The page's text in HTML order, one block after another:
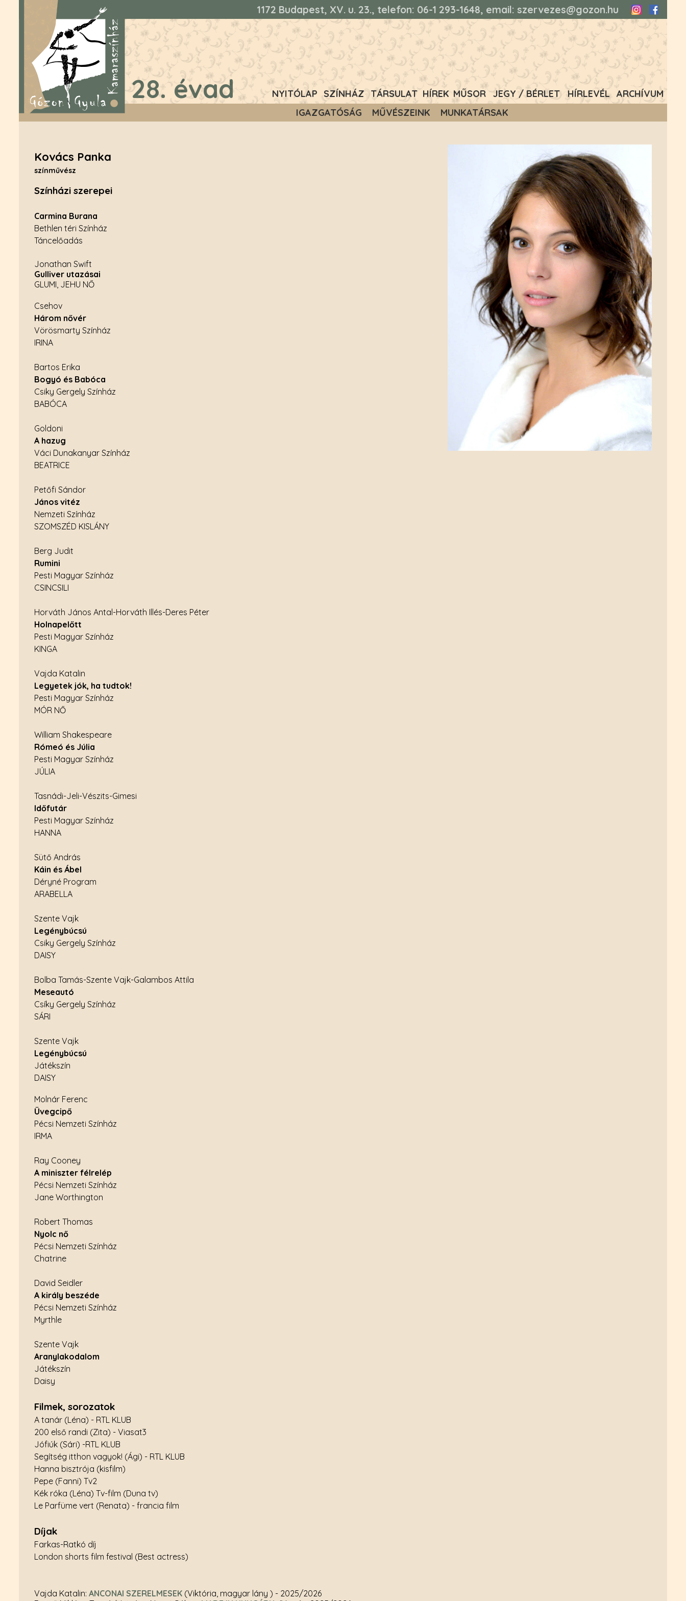
28. évad
1172 Budapest, XV. u. 23., telefon: 06-1 293-1648, email: szervezes@gozon.hu InstagramFacebook
NYITÓLAP SZÍNHÁZ
TÁRSULAT
IGAZGATÓSÁG
MŰVÉSZEINK MUNKATÁRSAK
HÍREK MŰSOR JEGY / BÉRLET HÍRLEVÉL ARCHÍVUM
Kovács Panka
színművész
Színházi szerepei
Carmina Burana
Bethlen téri Színház
Táncelőadás
Jonathan Swift
Gulliver utazásai
GLUMI, JEHU NŐ
Csehov
Három nővér
Vörösmarty Színház
IRINA
Bartos Erika
Bogyó és Babóca
Csiky Gergely Színház
BABÓCA
Goldoni
A hazug
Váci Dunakanyar Színház
BEATRICE
Petőfi Sándor
János vitéz
Nemzeti Színház
SZOMSZÉD KISLÁNY
Berg Judit
Rumini
Pesti Magyar Színház
CSINCSILI
Horváth János Antal-Horváth Illés-Deres Péter
Holnapelőtt
Pesti Magyar Színház
KINGA
Vajda Katalin
Legyetek jók, ha tudtok!
Pesti Magyar Színház
MÓR NŐ
William Shakespeare
Rómeó és Júlia
Pesti Magyar Színház
JÚLIA
Tasnádi-Jeli-Vészits-Gimesi
Időfutár
Pesti Magyar Színház
HANNA
Sütő András
Káin és Ábel
Déryné Program
ARABELLA
Szente Vajk
Legénybúcsú
Csiky Gergely Színház
DAISY
Bolba Tamás-Szente Vajk-Galambos Attila
Meseautó
Csíky Gergely Színház
SÁRI
Szente Vajk
Legénybúcsú
Játékszín
DAISY
Molnár Ferenc
Üvegcipő
Pécsi Nemzeti Színház
IRMA
Ray Cooney
A miniszter félrelép
Pécsi Nemzeti Színház
Jane Worthington
Robert Thomas
Nyolc nő
Pécsi Nemzeti Színház
Chatrine
David Seidler
A király beszéde
Pécsi Nemzeti Színház
Myrthle
Szente Vajk
Aranylakodalom
Játékszín
Daisy
Filmek, sorozatok
A tanár (Léna) - RTL KLUB
200 első randi (Zita) - Viasat3
Jófiúk (Sári) -RTL KLUB
Segítség itthon vagyok! (Ági) - RTL KLUB
Hanna bisztrója (kisfilm)
Pepe (Fanni) Tv2
Kék róka (Léna) Tv-film (Duna tv)
Le Parfüme vert (Renata) - francia film
Díjak
Farkas-Ratkó díj
London shorts film festival (Best actress)
Vajda Katalin: ANCONAI SZERELMESEK (Viktória, magyar lány ) - 2025/2026